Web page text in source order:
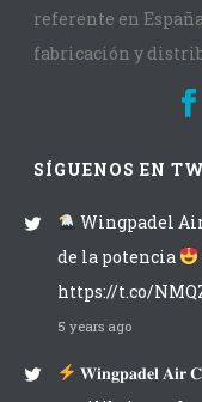
referente en
fabricación y
SÍGUENOS EN
Wingpadel
de la potencia
https://t.co/
5 years ago
𝐖𝐢𝐧𝐠𝐩𝐚𝐝𝐞𝐥 𝐀𝐢𝐫